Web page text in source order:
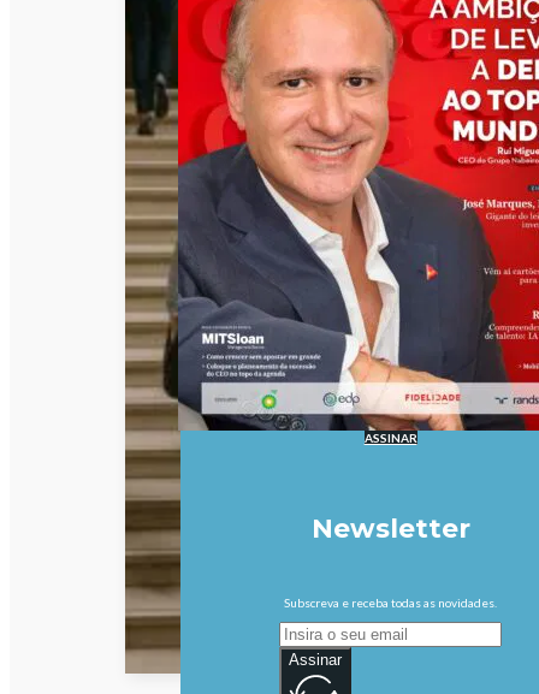
ASSINAR
Newsletter
Subscreva e receba todas as novidades.
Assinar